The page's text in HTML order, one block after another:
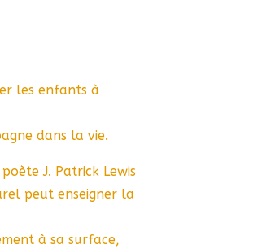
les enfants à
dans la vie.
J. Patrick Lewis
peut enseigner la
à sa surface,